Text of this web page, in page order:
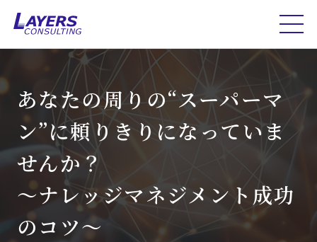
あなたの周りの“スーパーマ
ン”に頼りきりになっていま
せんか？
～ナレッジマネジメント成功
のコツ～